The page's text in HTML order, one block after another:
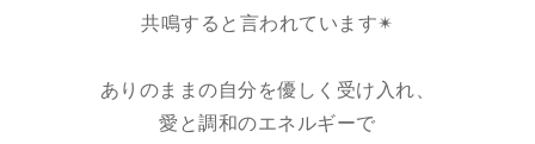
共鳴すると言われています✴︎
ありのままの自分を優しく受け入れ、
愛と調和のエネルギーで